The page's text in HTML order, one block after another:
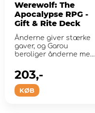
Werewolf: The
Apocalypse RPG -
Gift & Rite Deck
Ånderne giver stærke
gaver, og Garou
beroliger ånderne med
KØB
203,-